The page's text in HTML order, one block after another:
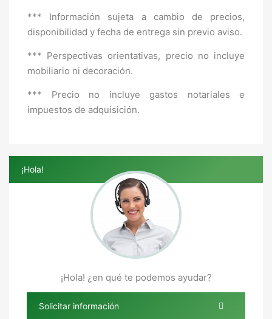
*** Información sujeta a cambio de precios,
disponibilidad y fecha de entrega sin previo aviso.
*** Perspectivas orientativas, precio no incluye
mobiliario ni decoración.
*** Precio no incluye gastos notariales e
impuestos de adquisición.
¡Hola!
¡Hola! ¿en qué te podemos ayudar?
Solicitar información